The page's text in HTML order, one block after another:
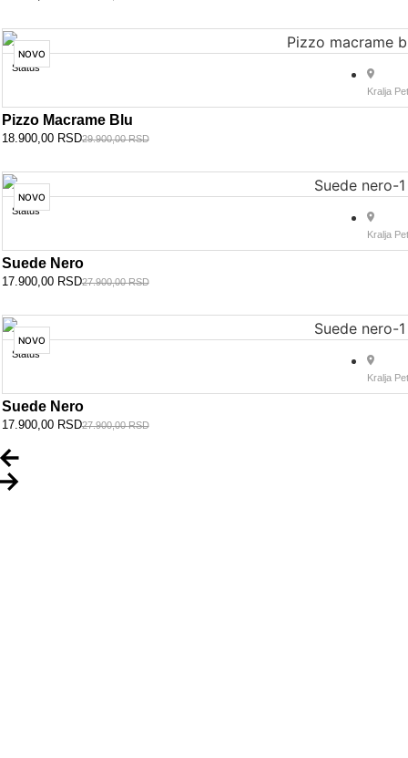
NOVO
Status
Kralja
Pizzo Macrame Blu
29.900,00RSD
18.900,00 RSD
NOVO
Status
Kralja
Suede Nero
27.900,00RSD
17.900,00 RSD
NOVO
Status
Kralja
Suede Nero
27.900,00RSD
17.900,00 RSD